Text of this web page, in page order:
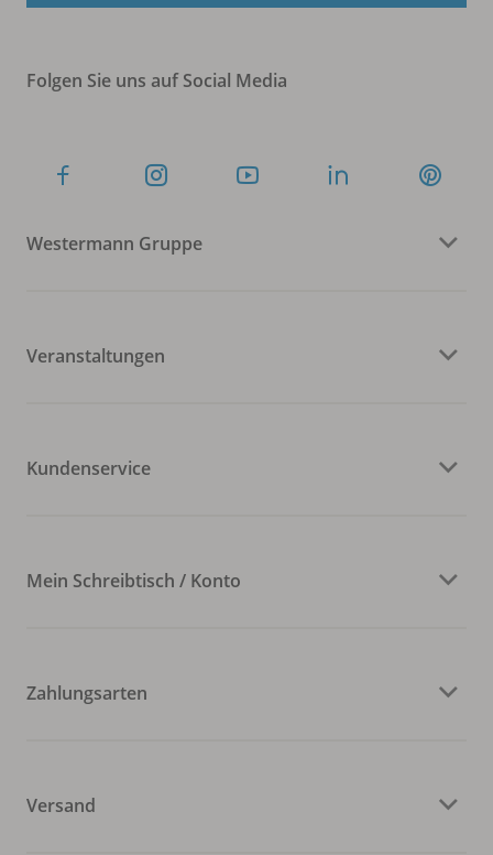
Folgen Sie uns auf Social Media
Westermann Gruppe
Veranstaltungen
Kundenservice
Mein Schreibtisch / Konto
Zahlungsarten
Versand